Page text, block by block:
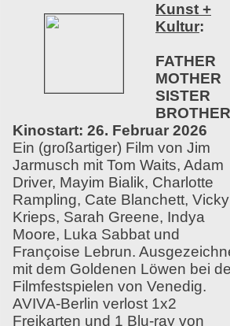
Kunst +
Kultur:
FATHER
MOTHER
SISTER
Kinostart: 26. Februar 2026
Ein (großartiger) Film von Jim
Jarmusch mit Tom Waits, Adam
Driver, Mayim Bialik, Charlotte
Rampling, Cate Blanchett, Vicky
Krieps, Sarah Greene, Indya
Moore, Luka Sabbat und
Françoise Lebrun.
mit dem Goldenen Löwen bei
Filmfestspielen von Venedig.
AVIVA-Berlin verlost 1x2
Freikarten und 1 Blu-ray von